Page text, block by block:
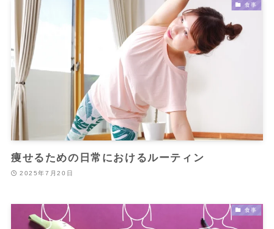
食事
痩せるための日常におけるルーティン
2025年7月20日
食事